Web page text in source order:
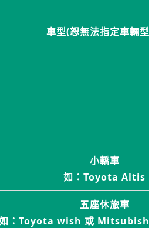
車型(恕無法指定車輛型
小轎車
如：Toyota Altis
五座休旅車
：Toyota wish 或